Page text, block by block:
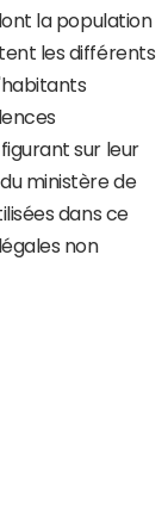
la population
les différents
sur leur
ministère de
dans ce
non